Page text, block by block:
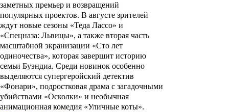
заметных премьер и возвращений
популярных проектов. В августе зрителей
ждут новые сезоны «Теда Лассо» и
«Спецназа: Львицы», а также вторая часть
масштабной экранизации «Сто лет
одиночества», которая завершит историю
семьи Буэндиа. Среди новинок особенно
выделяются супергеройский детектив
«Фонари», подростковая драма с загадочными
убийствами «Осколки» и необычная
анимационная комедия «Уличные коты».